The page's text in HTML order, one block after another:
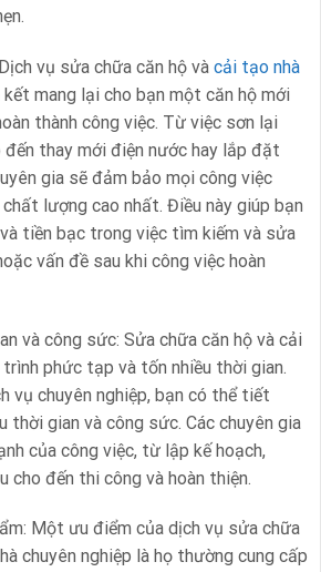
vụ sửa chữa căn hộ và cải tạo nhà
kết mang lại cho bạn một căn hộ mới
thành công việc. Từ việc sơn lại
đến thay mới điện nước hay lắp đặt
gia sẽ đảm bảo mọi công việc
lượng cao nhất. Điều này giúp bạn
tiền bạc trong việc tìm kiếm và sửa
vấn đề sau khi công việc hoàn
và công sức: Sửa chữa căn hộ và cải
phức tạp và tốn nhiều thời gian.
vụ chuyên nghiệp, bạn có thể tiết
thời gian và công sức. Các chuyên gia
của công việc, từ lập kế hoạch,
cho đến thi công và hoàn thiện.
Một ưu điểm của dịch vụ sửa chữa
chuyên nghiệp là họ thường cung cấp